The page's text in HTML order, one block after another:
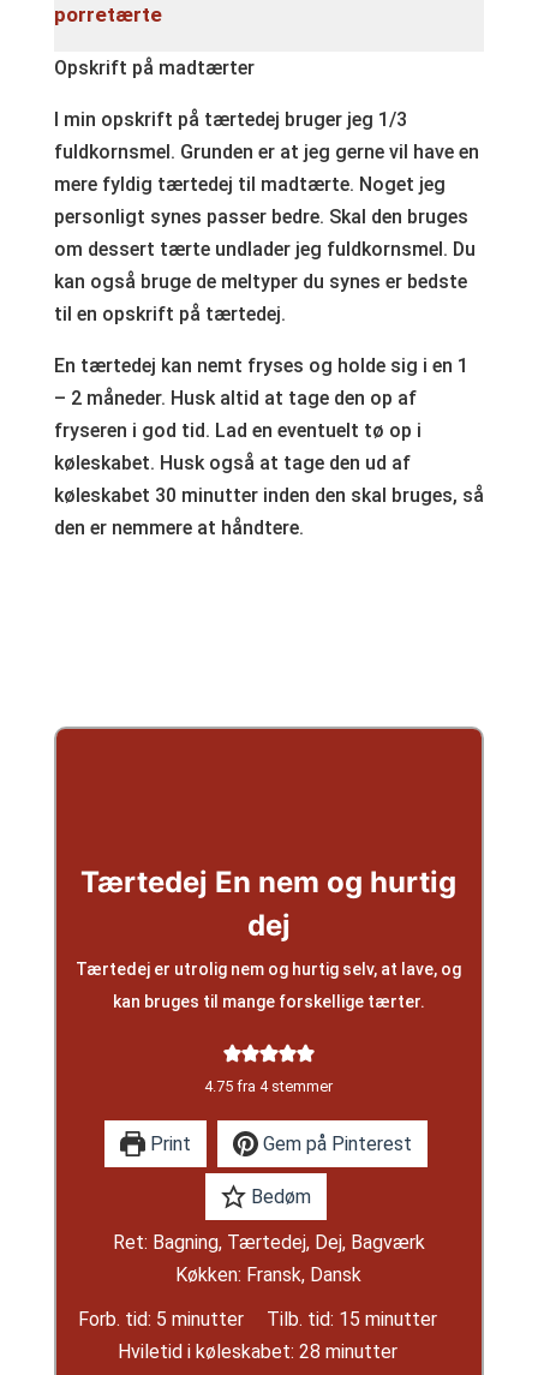
porretærte
Opskrift på madtærter
I min opskrift på tærtedej bruger jeg 1/3
fuldkornsmel. Grunden er at jeg gerne vil have en
mere fyldig tærtedej til madtærte. Noget jeg
personligt synes passer bedre. Skal den bruges
om dessert tærte undlader jeg fuldkornsmel. Du
kan også bruge de meltyper du synes er bedste
til en opskrift på tærtedej.
En tærtedej kan nemt fryses og holde sig i en 1
– 2 måneder. Husk altid at tage den op af
fryseren i god tid. Lad en eventuelt tø op i
køleskabet. Husk også at tage den ud af
køleskabet 30 minutter inden den skal bruges, så
den er nemmere at håndtere.
Tærtedej En nem og hurtig
dej
Tærtedej er utrolig nem og hurtig selv, at lave, og
kan bruges til mange forskellige tærter.
4.75 fra4stemmer
Print Gem på Pinterest
Bedøm
Ret: Bagning, Tærtedej, Dej, Bagværk
Køkken: Fransk, Dansk
Forb. tid: 5minutter
minutter Tilb. tid: 15minutter
minutter
Hviletid i køleskabet: 28minutter
minutter